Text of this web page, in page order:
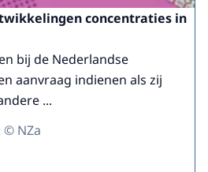
concentraties in
bij de Nederlandse
aanvraag indienen als zij
...
© NZa